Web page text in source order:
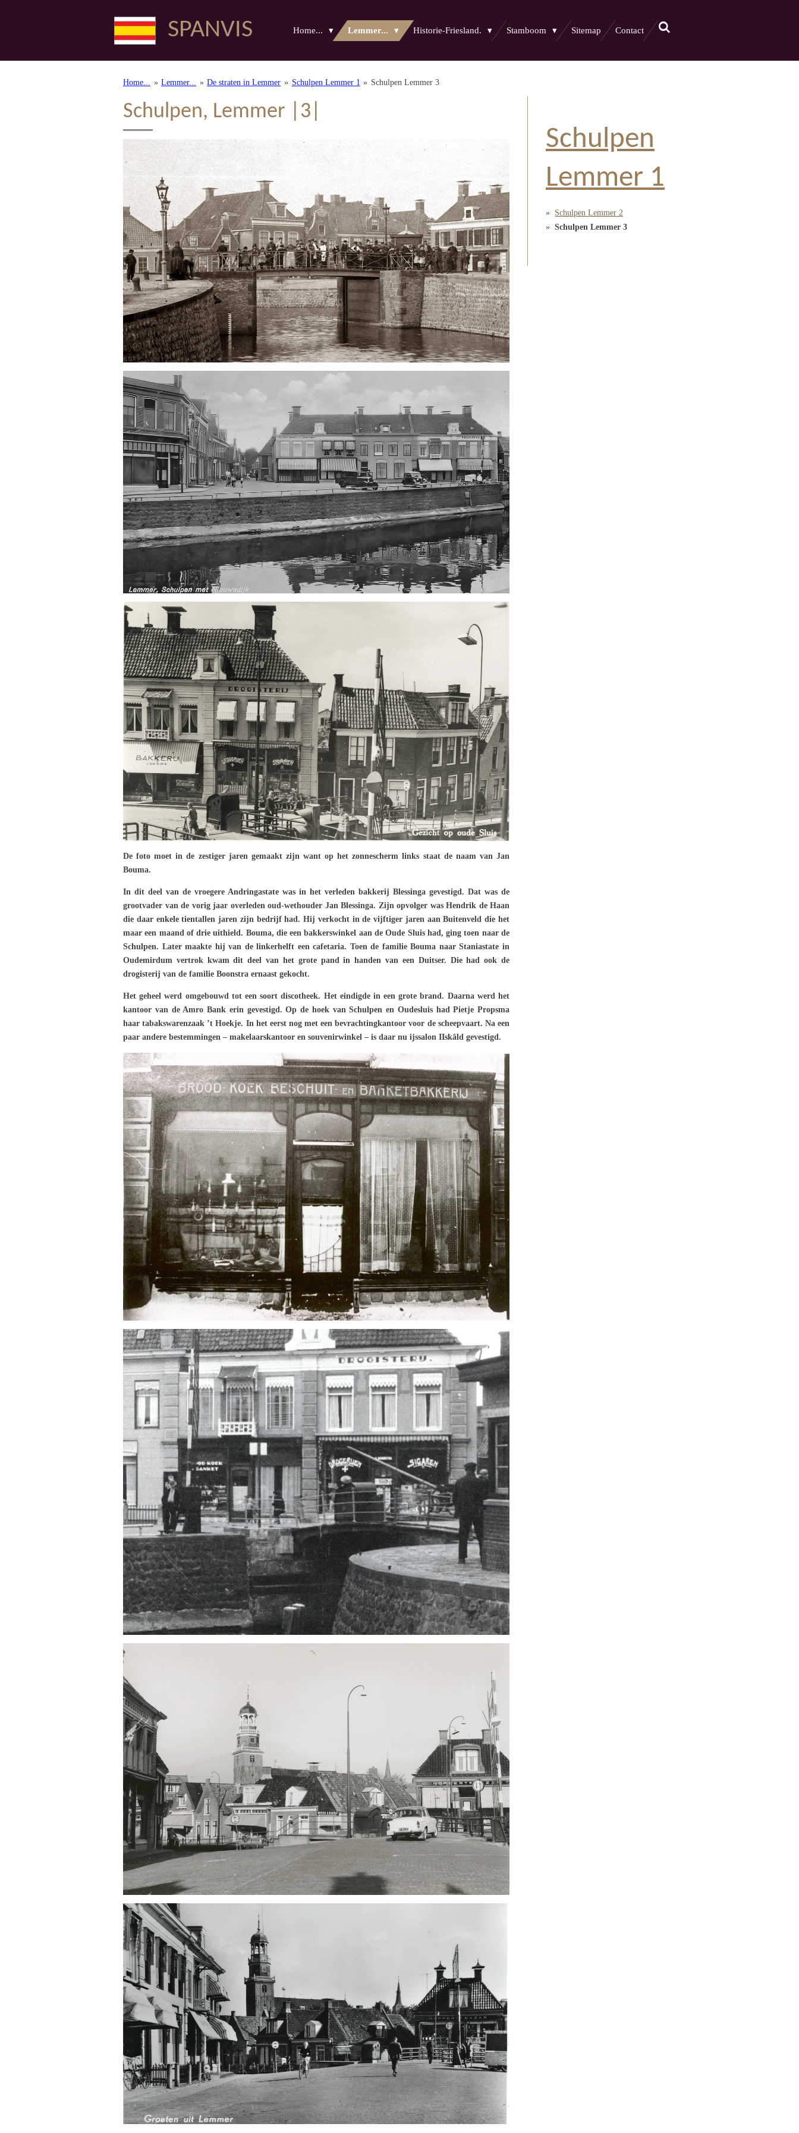
SPANVIS Home... Lemmer... Historie-Friesland. Stamboom Sitemap Contact
Home... » Lemmer... » De straten in Lemmer » Schulpen Lemmer 1 » Schulpen Lemmer 3
Schulpen, Lemmer |3|
De foto moet in de zestiger jaren gemaakt zijn want op het zonnescherm links staat de naam van Jan
Bouma.
In dit deel van de vroegere Andringastate was in het verleden bakkerij Blessinga gevestigd. Dat was de
grootvader van de vorig jaar overleden oud-wethouder Jan Blessinga. Zijn opvolger was Hendrik de Haan
die daar enkele tientallen jaren zijn bedrijf had. Hij verkocht in de vijftiger jaren aan Buitenveld die het
maar een maand of drie uithield. Bouma, die een bakkerswinkel aan de Oude Sluis had, ging toen naar de
Schulpen. Later maakte hij van de linkerhelft een cafetaria. Toen de familie Bouma naar Staniastate in
Oudemirdum vertrok kwam dit deel van het grote pand in handen van een Duitser. Die had ook de
drogisterij van de familie Boonstra ernaast gekocht.
Het geheel werd omgebouwd tot een soort discotheek. Het eindigde in een grote brand. Daarna werd het
kantoor van de Amro Bank erin gevestigd. Op de hoek van Schulpen en Oudesluis had Pietje Propsma
haar tabakswarenzaak ’t Hoekje. In het eerst nog met een bevrachtingkantoor voor de scheepvaart. Na een
paar andere bestemmingen – makelaarskantoor en souvenirwinkel – is daar nu ijssalon IIskâld gevestigd.
Schulpen
Lemmer 1
Schulpen Lemmer 2
Schulpen Lemmer 3